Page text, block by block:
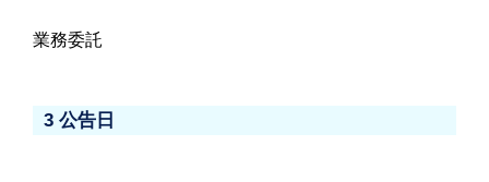
業務委託
3 公告日